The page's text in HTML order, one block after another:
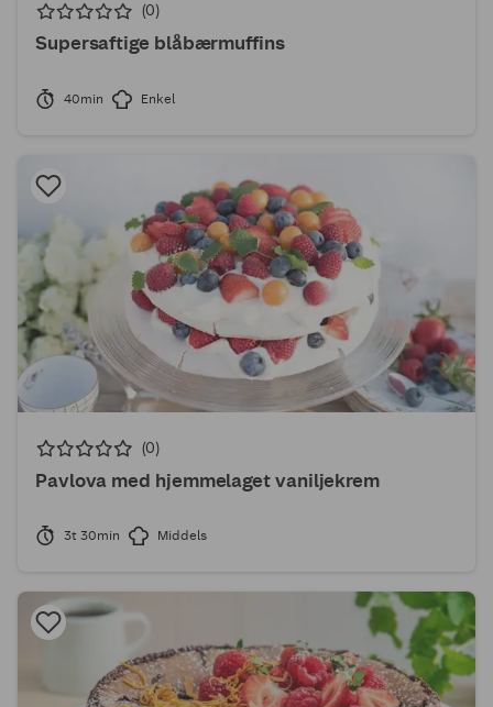
(0)
Supersaftige blåbærmuffins
40min Enkel
(0)
Pavlova med hjemmelaget vaniljekrem
3t 30min Middels